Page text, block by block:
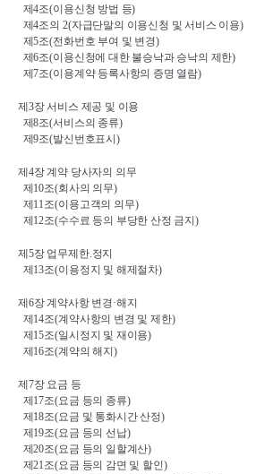
제4조(이용신청 방법 등)
제4조의 2(자급단말의 이용신청 및 서비스 이용)
제5조(전화번호 부여 및 변경)
제6조(이용신청에 대한 불승낙과 승낙의 제한)
제7조(이용계약 등록사항의 증명 열람)
제 3장 서비스 제공 및 이용
제8조(서비스의 종류)
제9조(발신번호표시)
제 4장 계약 당사자의 의무
제 10조(회사의 의무)
제 11조(이용고객의 의무)
제 12조(수수료 등의 부당한 산정 금지)
제 5장 업무제한.정지
제 13조(이용정지 및 해제절차)
제 6장 계약사항 변경·해지
제 14조(계약사항의 변경 및 제한)
제 15조(일시정지 및 재이용)
제 16조(계약의 해지)
제 7장 요금 등
제 17조(요금 등의 종류)
제 18조(요금 및 통화시간 산정)
제 19조(요금 등의 선납)
제20조(요금 등의 일할계산)
제21조(요금 등의 감면 및 할인)